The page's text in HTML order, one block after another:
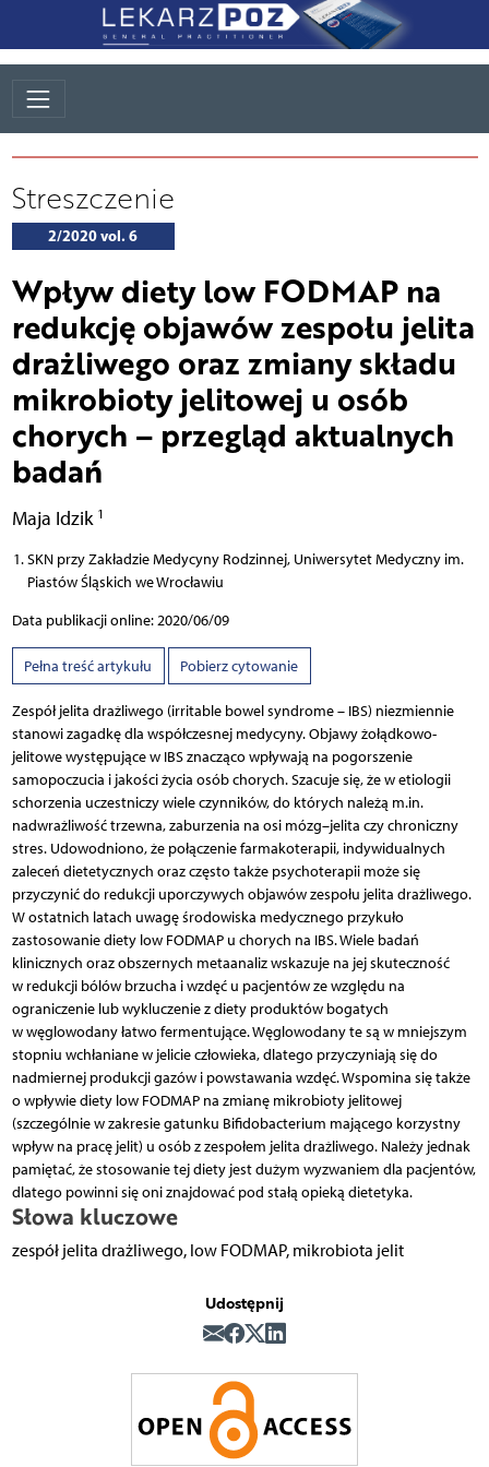
Streszczenie
2/2020 vol. 6
Wpływ diety low FODMAP na
redukcję objawów zespołu jelita
drażliwego oraz zmiany składu
mikrobioty jelitowej u osób
chorych – przegląd aktualnych
badań
Maja Idzik 1
SKN przy Zakładzie Medycyny Rodzinnej, Uniwersytet Medyczny im.
Piastów Śląskich we Wrocławiu
Data publikacji online: 2020/06/09
Pełna treść artykułu Pobierz cytowanie
Zespół jelita drażliwego (irritable bowel syndrome – IBS) niezmiennie
stanowi zagadkę dla współczesnej medycyny. Objawy żołądkowo-
jelitowe występujące w IBS znacząco wpływają na pogorszenie
samopoczucia i jakości życia osób chorych. Szacuje się, że w etiologii
schorzenia uczestniczy wiele czynników, do których należą m.in.
nadwrażliwość trzewna, zaburzenia na osi mózg–jelita czy chroniczny
stres. Udowodniono, że połączenie farmakoterapii, indywidualnych
zaleceń dietetycznych oraz często także psychoterapii może się
przyczynić do redukcji uporczywych objawów zespołu jelita drażliwego.
W ostatnich latach uwagę środowiska medycznego przykuło
zastosowanie diety low FODMAP u chorych na IBS. Wiele badań
klinicznych oraz obszernych metaanaliz wskazuje na jej skuteczność
w redukcji bólów brzucha i wzdęć u pacjentów ze względu na
ograniczenie lub wykluczenie z diety produktów bogatych
w węglowodany łatwo fermentujące. Węglowodany te są w mniejszym
stopniu wchłaniane w jelicie człowieka, dlatego przyczyniają się do
nadmiernej produkcji gazów i powstawania wzdęć. Wspomina się także
o wpływie diety low FODMAP na zmianę mikrobioty jelitowej
(szczególnie w zakresie gatunku Bifidobacterium mającego korzystny
wpływ na pracę jelit) u osób z zespołem jelita drażliwego. Należy jednak
pamiętać, że stosowanie tej diety jest dużym wyzwaniem dla pacjentów,
dlatego powinni się oni znajdować pod stałą opieką dietetyka.
Słowa kluczowe
zespół jelita drażliwego, low FODMAP, mikrobiota jelit
Udostępnij